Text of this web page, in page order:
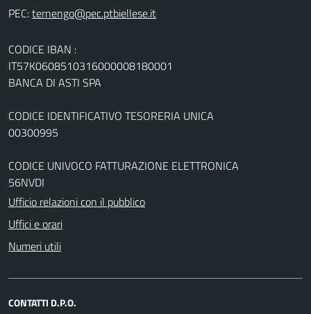
PEC:
CODICE IBAN :
IT57K0608510316000008180001
BANCA DI ASTI SPA
CODICE IDENTIFICATIVO TESORERIA UNICA
00300995
CODICE UNIVOCO FATTURAZIONE ELETTRONICA
56NVDI
Ufficio relazioni con il pubblico
Uffici e orari
Numeri utili
CONTATTI D.P.O.